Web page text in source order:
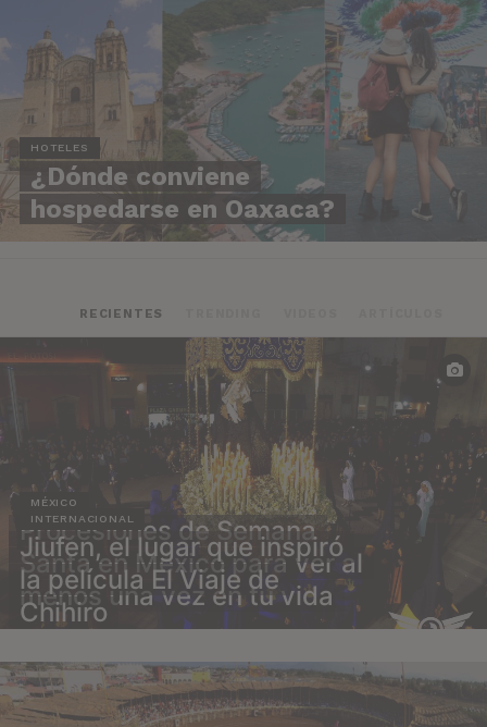
HOTELES
¿Dónde conviene
hospedarse en Oaxaca?
RECIENTES
MÉXICO
Procesiones de Semana
Santa en México para ver al
menos una vez en tu vida
INTERNACIONAL
Jiufen, el lugar que inspiró
la película El Viaje de
Chihiro